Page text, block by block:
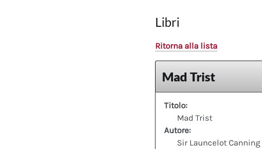
Libri
Ritorna alla lista
Mad Trist
Titolo:
Mad Trist
Autore:
Sir Launcelot Canning